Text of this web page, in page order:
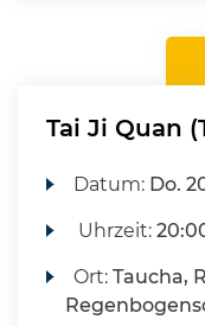
Tai Ji Quan
Datum: Do.
Uhrzeit:
Ort:Taucha,